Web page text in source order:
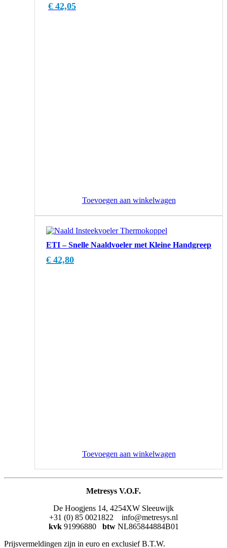
€ 42,05
Toevoegen aan winkelwagen
ETI – Snelle Naaldvoeler met Kleine Handgreep
€ 42,80
Toevoegen aan winkelwagen
Metresys V.O.F.
De Hoogjens 14, 4254XW Sleeuwijk
+31 (0) 85 0021822 info@metresys.nl
kvk 91996880 btw NL865844884B01
Prijsvermeldingen zijn in euro en exclusief B.T.W.